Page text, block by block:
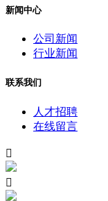
新闻中心
公司新闻
行业新闻
联系我们
人才招聘
在线留言

